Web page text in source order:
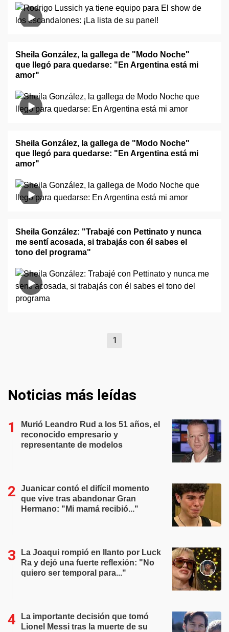
Sheila González, la gallega de "Modo Noche"
que llegó para quedarse: "En Argentina está mi
amor"
Sheila González, la gallega de "Modo Noche"
que llegó para quedarse: "En Argentina está mi
amor"
Sheila González: "Trabajé con Pettinato y nunca
me sentí acosada, si trabajás con él sabes el
tono del programa"
1
Noticias más leídas
Murió Leandro Rud a los 51 años, el
reconocido empresario y
representante de modelos
Juanicar contó el difícil momento
que vive tras abandonar Gran
Hermano: "Mi mamá recibió..."
La Joaqui rompió en llanto por Luck
Ra y dejó una fuerte reflexión: "No
quiero ser temporal para..."
La importante decisión que tomó
Lionel Messi tras la muerte de su